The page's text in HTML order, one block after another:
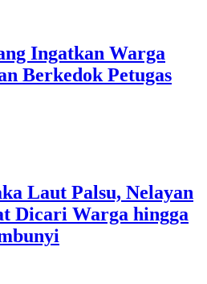
Ingatkan Warga
Berkedok Petugas
Laut Palsu, Nelayan
Dicari Warga hingga